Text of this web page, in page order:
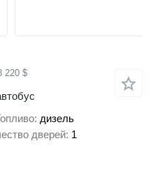
220 $
дизель
дверей 1